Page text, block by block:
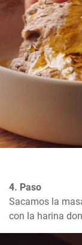
4. Paso
Sacamos la
con la harina